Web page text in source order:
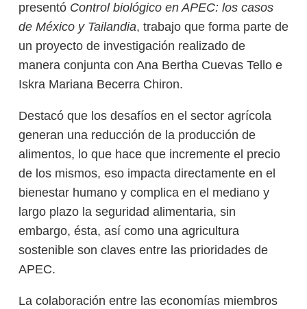
presentó Control biológico en APEC: los casos
de México y Tailandia, trabajo que forma parte de
un proyecto de investigación realizado de
manera conjunta con Ana Bertha Cuevas Tello e
Iskra Mariana Becerra Chiron.
Destacó que los desafíos en el sector agrícola
generan una reducción de la producción de
alimentos, lo que hace que incremente el precio
de los mismos, eso impacta directamente en el
bienestar humano y complica en el mediano y
largo plazo la seguridad alimentaria, sin
embargo, ésta, así como una agricultura
sostenible son claves entre las prioridades de
APEC.
La colaboración entre las economías miembros